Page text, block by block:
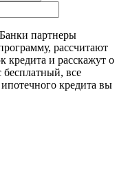
партнеры
рассчитают
кредита и расскажут о
все
кредита вы